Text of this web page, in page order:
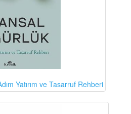
Yatırım ve Tasarruf Rehberi